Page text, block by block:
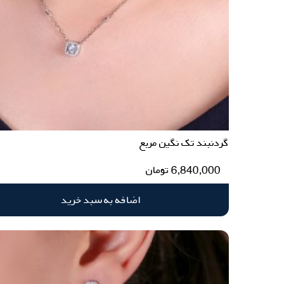
گردنبند تک نگین مربع
6,840,000تومان
اضافه به سبد خرید